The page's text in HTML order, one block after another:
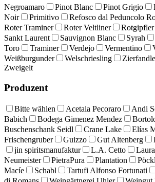
Negroamaro
Pinot Blanc Pinot Grigio
Noir
Primitivo Refosco dal Peduncolo
Roter Traminer
Roter Veltliner Rotgipfler
Sankt Laurent
Sauvignon Blanc Syrah
Toro
Traminer Verdejo Vermentino
Weißburgunder
Welschriesling
Zweigelt
Produzent
Bitte wählen Acetaia Pecoraro Andi
Babich
Bodega Gimenez Mendez
Buschenschank Seidl
Crane Lake Elías
Frischengruber
Guizzo Gut Altenberg
jin spiritsmanufaktur
L.A. Cetto
Neumeister
PietraPura Plantation Pöckl
Macíe
Schabl Tartufi Alfonso Fortunati